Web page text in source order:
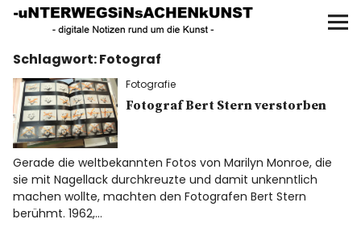
UNTERWEGS IN SACHEN
KUNST
Start
AKTUELLE AUSSTELLUNGEN
KUNSTSPAZIERGÄNGE
ÜBER
Schlagwort:Fotograf
Fotografie
Fotograf Bert Stern verstorben
Gerade die weltbekannten Fotos von Marilyn Monroe, die
sie mit Nagellack durchkreuzte und damit unkenntlich
machen wollte, machten den Fotografen Bert Stern
berühmt. 1962,…